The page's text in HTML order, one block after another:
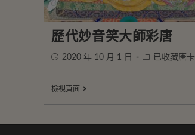
歷代妙音笑大師彩唐
2020 年 10 月 1 日 已收藏唐卡
檢視頁面